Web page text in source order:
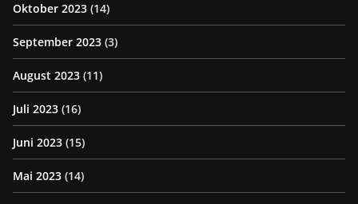
Oktober 2023 (14)
September 2023 (3)
August 2023 (11)
Juli 2023 (16)
Juni 2023 (15)
Mai 2023 (14)